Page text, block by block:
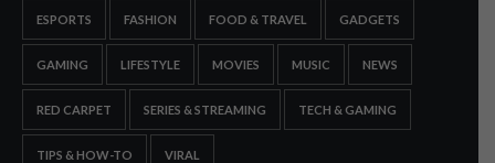
ESPORTS FASHION FOOD & TRAVEL GADGETS
GAMING LIFESTYLE MOVIES MUSIC NEWS
RED CARPET SERIES & STREAMING TECH & GAMING
TIPS & HOW-TO VIRAL